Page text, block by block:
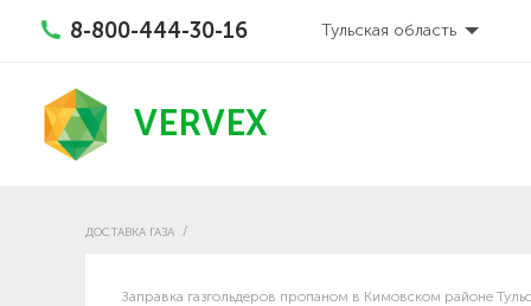
8-800-444-30-16 Тульская область
VERVEX
ДОСТАВКА ГАЗА
Заправка газгольдеров пропаном в Кимовском районе